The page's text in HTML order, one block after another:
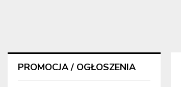
PROMOCJA / OGŁOSZENIA